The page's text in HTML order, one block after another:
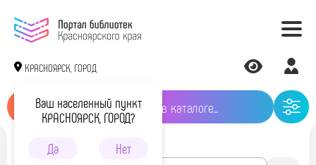
КРАСНОЯРСК, ГОРОД
Ваш населенный пункт
КРАСНОЯРСК, ГОРОД?
Да
Нет
Искать в библиотеке: